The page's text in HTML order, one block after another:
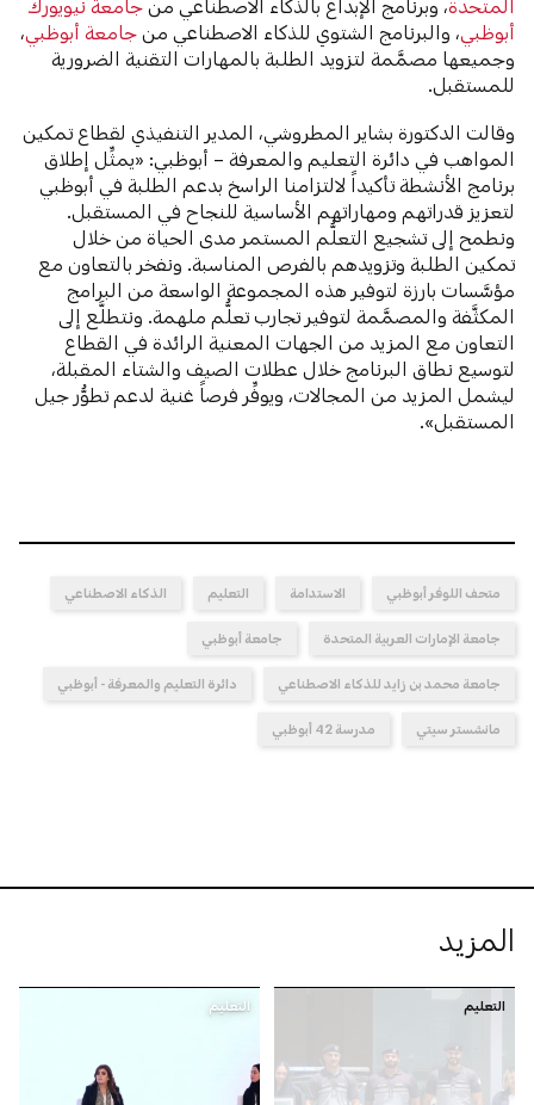
المتحدة، وبرنامج الإبداع بالذكاء الاصطناعي من جامعة نيويورك
أبوظبي ، والبرنامج الشتوي للذكاء الاصطناعي من جامعة أبوظبي ،
وجميعها مصمَّمة لتزويد الطلبة بالمهارات التقنية الضرورية
للمستقبل.
وقالت الدكتورة بشاير المطروشي، المدير التنفيذي لقطاع تمكين
المواهب في دائرة التعليم والمعرفة – أبوظبي: «يمثِّل إطلاق
برنامج الأنشطة تأكيداً لالتزامنا الراسخ بدعم الطلبة في أبوظبي
لتعزيز قدراتهم ومهاراتهم الأساسية للنجاح في المستقبل.
ونطمح إلى تشجيع التعلُّم المستمر مدى الحياة من خلال
تمكين الطلبة وتزويدهم بالفرص المناسبة. ونفخر بالتعاون مع
مؤسَّسات بارزة لتوفير هذه المجموعة الواسعة من البرامج
المكثَّفة والمصمَّمة لتوفير تجارب تعلُّم ملهمة. ونتطلَّع إلى
التعاون مع المزيد من الجهات المعنية الرائدة في القطاع
لتوسيع نطاق البرنامج خلال عطلات الصيف والشتاء المقبلة،
ليشمل المزيد من المجالات، ويوفِّر فرصاً غنية لدعم تطوُّر جيل
المستقبل».
متحف اللوفر أبوظبي الاستدامة التعليم الذكاء الاصطناعي
جامعة الإمارات العربية المتحدة جامعة أبوظبي
جامعة محمد بن زايد للذكاء الاصطناعي دائرة التعليم والمعرفة - أبوظبي
مانشستر سيتي مدرسة 42 أبوظبي
المزيد
التعليم التعليم